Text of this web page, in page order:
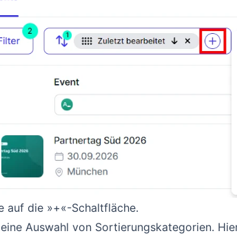
auf die »+«-Schaltfläche.
Auswahl von Sortierungskategorien.